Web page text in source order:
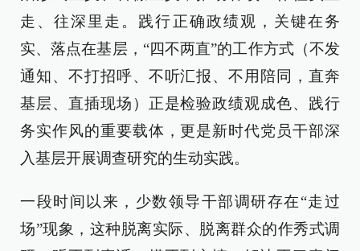
走、往深里走。践行正确政绩观，关键在务
实、落点在基层，“四不两直”的工作方式（不发
通知、不打招呼、不听汇报、不用陪同，直奔
基层、直插现场）正是检验政绩观成色、践行
务实作风的重要载体，更是新时代党员干部深
入基层开展调查研究的生动实践。
一段时间以来，少数领导干部调研存在“走过
场”现象，这种脱离实际、脱离群众的作秀式调